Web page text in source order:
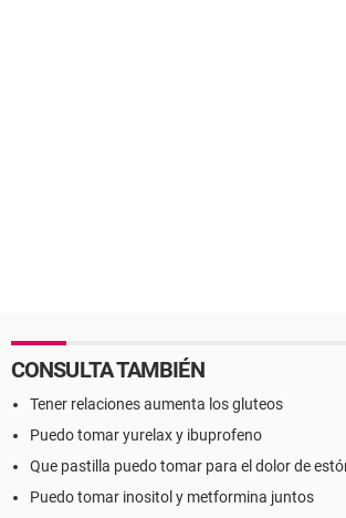
CONSULTA TAMBIÉN
Tener relaciones aumenta los gluteos
Puedo tomar yurelax y ibuprofeno
Que pastilla puedo tomar para el dolor de
Puedo tomar inositol y metformina juntos